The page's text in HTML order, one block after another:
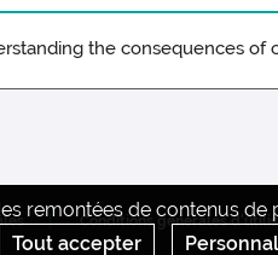
the consequences of
remontées de contenus
Tout accepter
Conditions générales